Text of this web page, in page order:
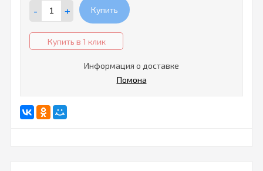
- + Купить
Купить в 1 клик
Информация о доставке
Помона